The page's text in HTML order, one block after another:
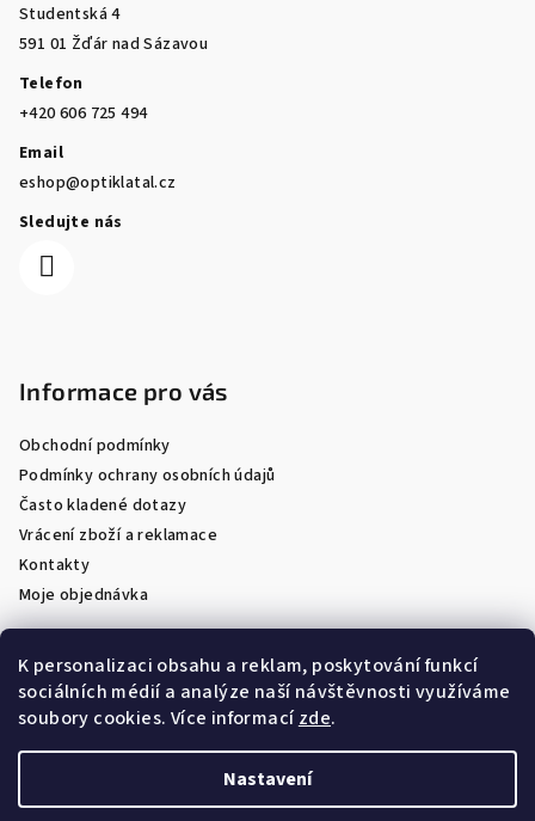
K personalizaci obsahu a reklam, poskytování funkcí
sociálních médií a analýze naší návštěvnosti využíváme
soubory cookies. Více informacízde.
Nastavení
Studentská 4
591 01 Žďár nad Sázavou
Telefon
+420 606 725 494
Email
eshop@optiklatal.cz
Sledujte nás
Informace pro vás
Obchodní podmínky
Podmínky ochrany osobních údajů
Často kladené dotazy
Vrácení zboží a reklamace
Kontakty
Moje objednávka
Facebook